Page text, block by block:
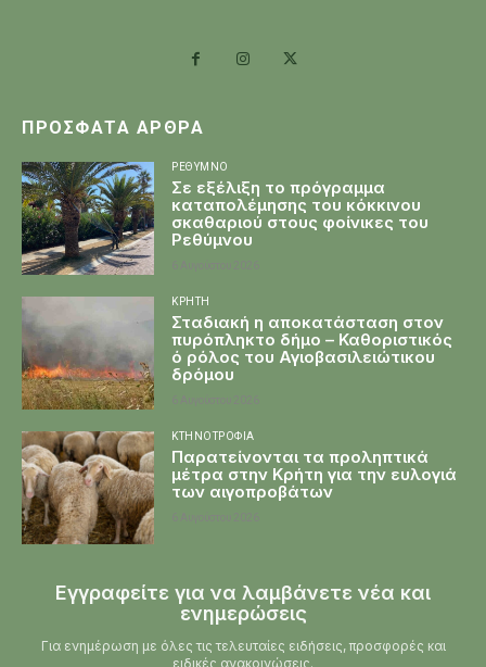
ΠΡΌΣΦΑΤΑ ΆΡΘΡΑ
ΡΕΘΥΜΝΟ
Σε εξέλιξη το πρόγραμμα
καταπολέμησης του κόκκινου
σκαθαριού στους φοίνικες του
Ρεθύμνου
ΚΡΉΤΗ
Σταδιακή η αποκατάσταση στον
πυρόπληκτο δήμο – Καθοριστικός
ό ρόλος του Αγιοβασιλειώτικου
δρόμου
ΚΤΗΝΟΤΡΟΦΊΑ
Παρατείνονται τα προληπτικά
μέτρα στην Κρήτη για την ευλογιά
των αιγοπροβάτων
Εγγραφείτε για να λαμβάνετε νέα και
ενημερώσεις
Για ενημέρωση με όλες τις τελευταίες ειδήσεις, προσφορές και
ειδικές ανακοινώσεις.